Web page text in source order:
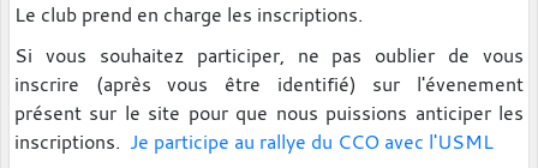
Le club prend en charge les inscriptions.
Si vous souhaitez participer, ne pas oublier de vous
inscrire (après vous être identifié) sur l'évenement
présent sur le site pour que nous puissions anticiper les
inscriptions. Je participe au rallye du CCO avec l'USML